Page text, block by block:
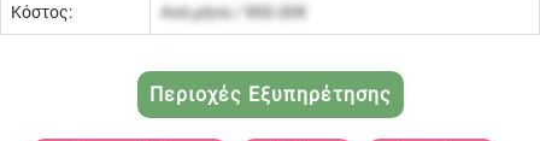
Κόστος: Ανά μήνα / 900.00€
Περιοχές Εξυπηρέτησης